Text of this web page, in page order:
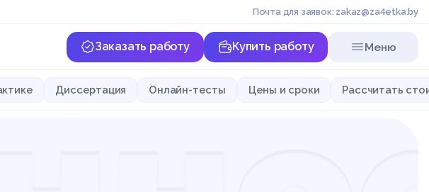
Почта для заявок: zakaz@za4etka.by
Заказать работу Купить работу Меню
Диссертация Онлайн-тесты Цены и сроки Рассчитать